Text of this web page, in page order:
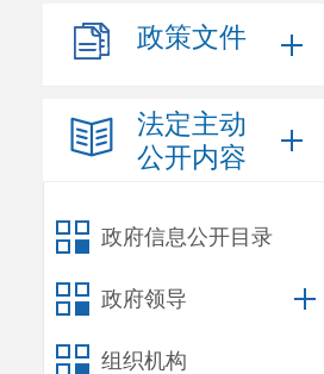
政策文件
法定主动
公开内容
政府信息公开目录
政府领导
组织机构